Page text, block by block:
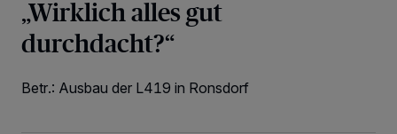
„Wirklich alles gut
durchdacht?“
Betr.: Ausbau der L419 in Ronsdorf